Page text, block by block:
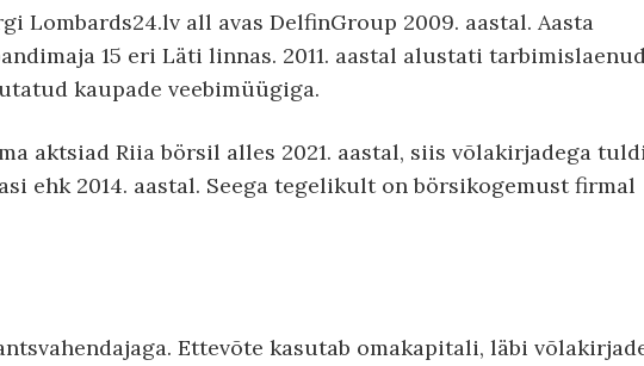
Lombards24.lv all avas DelfinGroup 2009. aastal. Aasta
15 eri Läti linnas. 2011. aastal alustati
kaupade veebimüügiga.
aktsiad Riia börsil alles 2021. aastal, siis võlakirjadega
ehk 2014. aastal. Seega tegelikult on börsikogemust firmal
Ettevõte kasutab omakapitali, läbi